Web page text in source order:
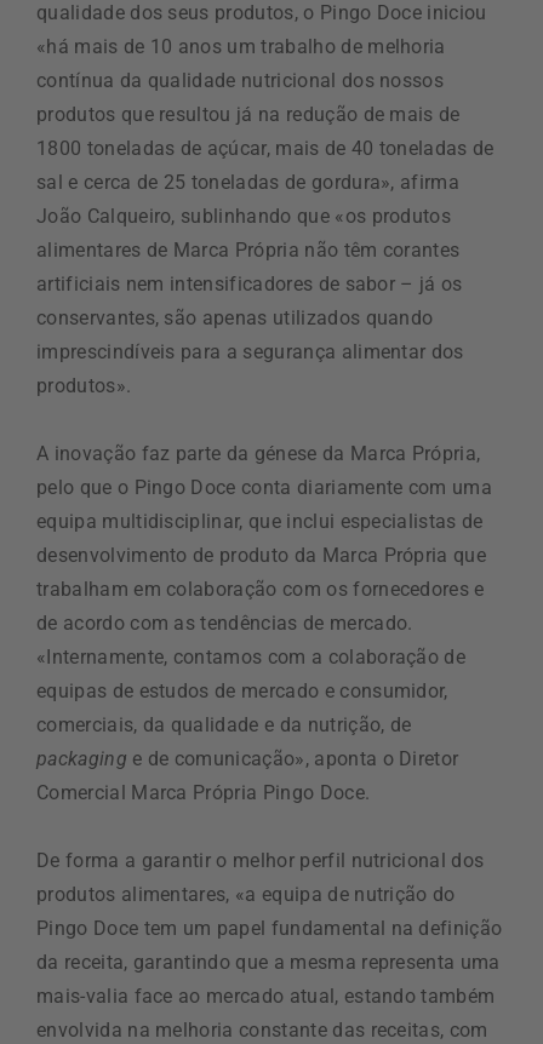
qualidade dos seus produtos, o Pingo Doce iniciou
«há mais de 10 anos um trabalho de melhoria
contínua da qualidade nutricional dos nossos
produtos que resultou já na redução de mais de
1800 toneladas de açúcar, mais de 40 toneladas de
sal e cerca de 25 toneladas de gordura», afirma
João Calqueiro, sublinhando que «os produtos
alimentares de Marca Própria não têm corantes
artificiais nem intensificadores de sabor – já os
conservantes, são apenas utilizados quando
imprescindíveis para a segurança alimentar dos
produtos».
A inovação faz parte da génese da Marca Própria,
pelo que o Pingo Doce conta diariamente com uma
equipa multidisciplinar, que inclui especialistas de
desenvolvimento de produto da Marca Própria que
trabalham em colaboração com os fornecedores e
de acordo com as tendências de mercado.
«Internamente, contamos com a colaboração de
equipas de estudos de mercado e consumidor,
comerciais, da qualidade e da nutrição, de
packaging e de comunicação», aponta o Diretor
Comercial Marca Própria Pingo Doce.
De forma a garantir o melhor perfil nutricional dos
produtos alimentares, «a equipa de nutrição do
Pingo Doce tem um papel fundamental na definição
da receita, garantindo que a mesma representa uma
mais-valia face ao mercado atual, estando também
envolvida na melhoria constante das receitas, com